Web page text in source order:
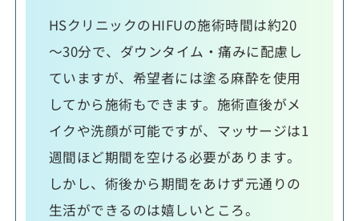
HSクリニックのHIFUの施術時間は約20
～30分で、ダウンタイム・痛みに配慮し
ていますが、希望者には塗る麻酔を使用
してから施術もできます。施術直後がメ
イクや洗顔が可能ですが、マッサージは1
週間ほど期間を空ける必要があります。
しかし、術後から期間をあけず元通りの
生活ができるのは嬉しいところ。